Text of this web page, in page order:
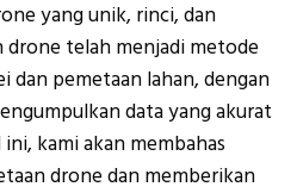
yang unik, rinci, dan
telah menjadi metode
dan pemetaan lahan, dengan
data yang akurat
kami akan membahas
drone dan memberikan